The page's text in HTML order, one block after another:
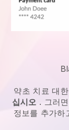
약초 치료 대
십시오 . 그러
정보를 추가